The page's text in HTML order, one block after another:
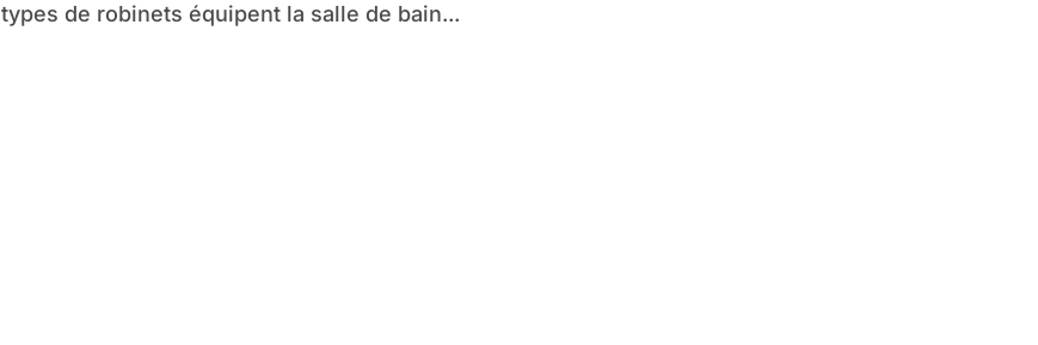
types de robinets équipent la salle de bain...